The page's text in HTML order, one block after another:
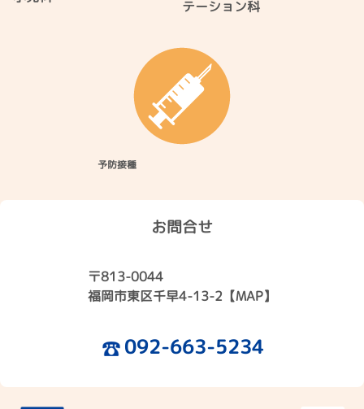
テーション科
予防接種
お問合せ
〒813-0044
福岡市東区千早4-13-2 【MAP】
092-663-5234